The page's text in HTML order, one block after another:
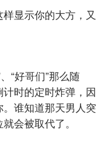
显示你的大方，又
“好哥们”那么随
时的定时炸弹，因
谁知道那天男人突
会被取代了。